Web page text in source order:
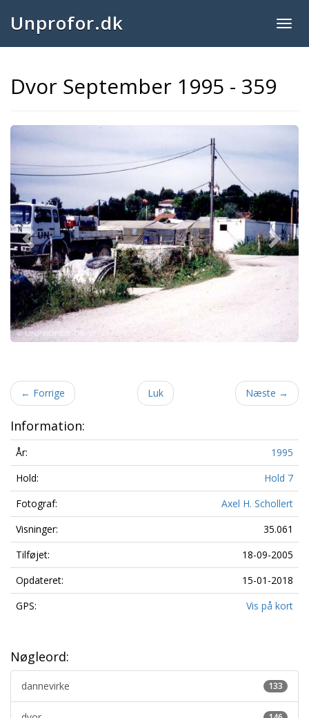
Unprofor.dk
Dvor September 1995 - 359
Previous
← Forrige Luk Næste →
Information:
År:
1995
Hold:
Hold 7
Fotograf:
Axel H. Schollert
Visninger:
35.061
Tilføjet:
18-09-2005
Opdateret:
15-01-2018
GPS:
Vis på kort
Nøgleord:
133
dannevirke